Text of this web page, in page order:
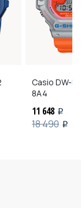
Casio DW-
8A4
11 648 i
18 490 i